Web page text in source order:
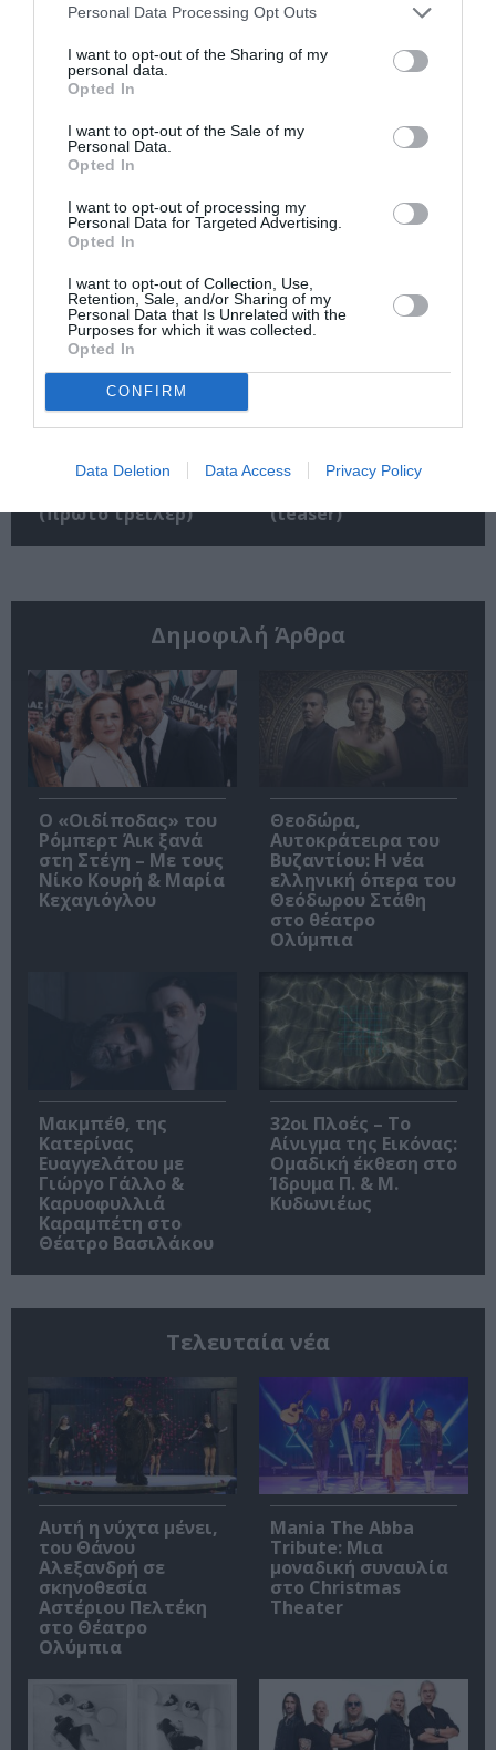
Personal Data Processing Opt Outs
I want to opt-out of the Sharing of my
personal data.
Opted In
I want to opt-out of the Sale of my
Personal Data.
Opted In
I want to opt-out of processing my
Personal Data for Targeted Advertising.
Opted In
I want to opt-out of Collection, Use,
Retention, Sale, and/or Sharing of my
Personal Data that Is Unrelated with the
Purposes for which it was collected.
Opted In
CONFIRM
Data Deletion Data Access Privacy Policy
Ο Αλέξανδρος
Βούλγαρης
σκηνοθετεί το
Καρυστιάνη (teaser)
Ο Ρόμπερτ Ντάουνι
Τζούνιορ ως Doctor
Doomsday” (πρώτο
τρέιλερ)
Η απίστευτη
ιστορία του
στο “I Play Rocky”
(πρώτο τρέιλερ)
παίζει τσέλο στη
“Behemoth!” του
(teaser)
Δημοφιλή Άρθρα
O «Οιδίποδας» του
Ρόμπερτ Άικ ξανά
στη Στέγη – Με τους
Νίκο Κουρή & Μαρία
Κεχαγιόγλου
Θεοδώρα,
Αυτοκράτειρα του
Βυζαντίου: Η νέα
ελληνική όπερα του
Θεόδωρου Στάθη
στο θέατρο
Ολύμπια
Μακμπέθ, της
Κατερίνας
Ευαγγελάτου με
Γιώργο Γάλλο &
Καρυοφυλλιά
Καραμπέτη στο
Θέατρο Βασιλάκου
32οι Πλοές – Το
Αίνιγμα της Εικόνας:
Ομαδική έκθεση στο
Ίδρυμα Π. & Μ.
Κυδωνιέως
Τελευταία νέα
Αυτή η νύχτα μένει,
του Θάνου
Αλεξανδρή σε
σκηνοθεσία
Αστέριου Πελτέκη
στο Θέατρο
Ολύμπια
Mania The Abba
Tribute: Μια
μοναδική συναυλία
στο Christmas
Theater